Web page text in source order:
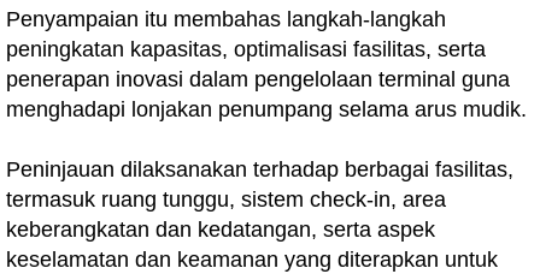
Penyampaian itu membahas langkah-langkah
peningkatan kapasitas, optimalisasi fasilitas, serta
penerapan inovasi dalam pengelolaan terminal guna
menghadapi lonjakan penumpang selama arus mudik.
Peninjauan dilaksanakan terhadap berbagai fasilitas,
termasuk ruang tunggu, sistem check-in, area
keberangkatan dan kedatangan, serta aspek
keselamatan dan keamanan yang diterapkan untuk